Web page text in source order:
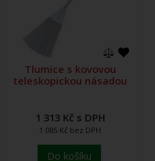
Tlumice s kovovou
teleskopickou násadou
1 313 Kč s DPH
1 085 Kč bez DPH
Do košíku